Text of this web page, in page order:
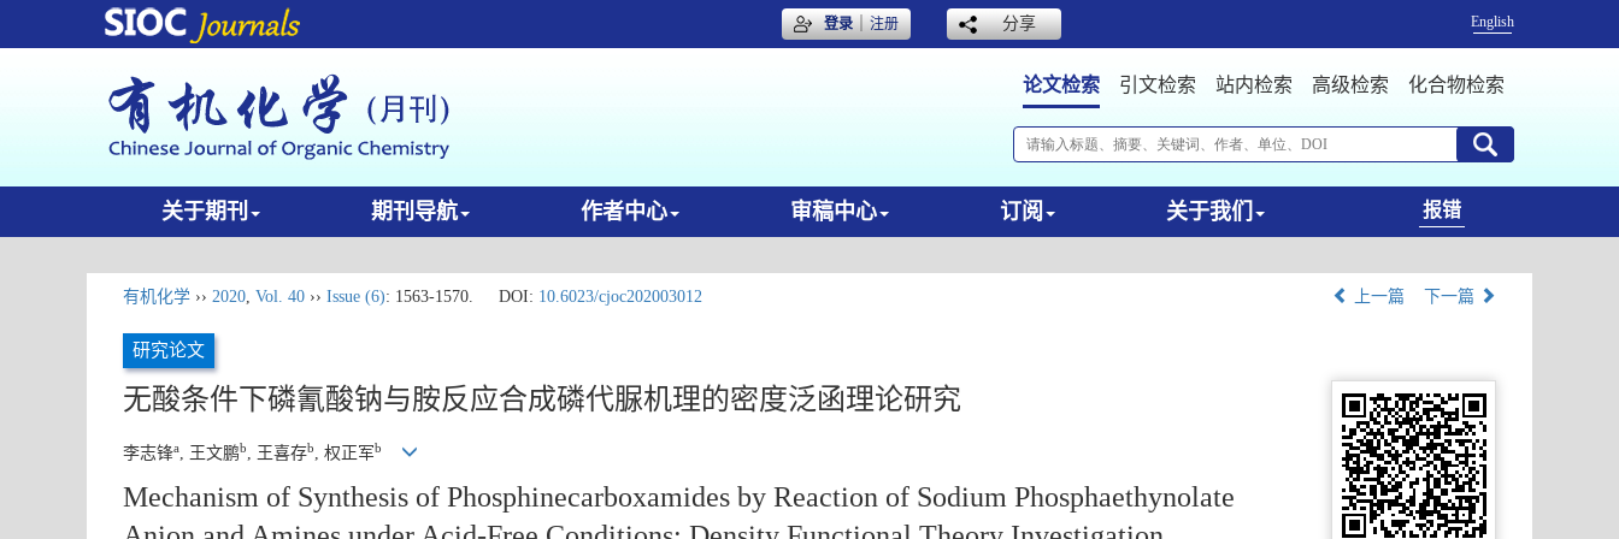
登录｜注册 分享 English
论文检索 引文检索 站内检索 高级检索 化合物检索
关于期刊 期刊导航 作者中心 审稿中心 订阅 关于我们 报错
有机化学 ›› 2020, Vol. 40 ›› Issue (6): 1563-1570. DOI: 10.6023/cjoc202003012 上一篇 下一篇
研究论文
无酸条件下磷氰酸钠与胺反应合成磷代脲机理的密度泛函理论研究
李志锋a, 王文鹏b, 王喜存b, 权正军b
Mechanism of Synthesis of Phosphinecarboxamides by Reaction of Sodium Phosphaethynolate